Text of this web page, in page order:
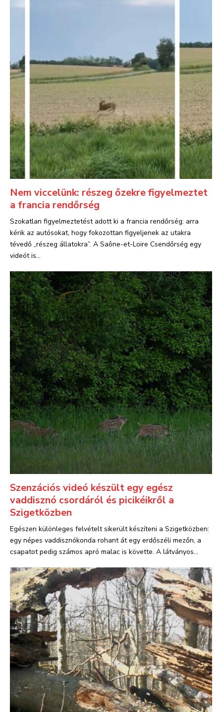
Nem viccelünk: részeg őzekre figyelmeztet
a francia rendőrség
Szokatlan figyelmeztetést adott ki a francia rendőrség: arra
kérik az autósokat, hogy fokozottan figyeljenek az utakra
tévedő „részeg állatokra”. A Saône-et-Loire Csendőrség egy
videót is...
Szenzációs videó készült egy egész
vaddisznó csordáról és picikéikről a
Szigetközben
Egészen különleges felvételt sikerült készíteni a Szigetközben:
egy népes vaddisznókonda rohant át egy erdőszéli mezőn, a
csapatot pedig számos apró malac is követte. A látványos...